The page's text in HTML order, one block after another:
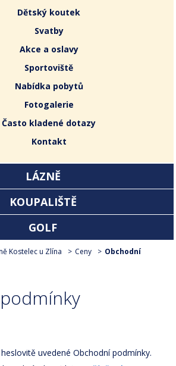
Dětský koutek
Svatby
Akce a oslavy
Sportoviště
Nabídka pobytů
Fotogalerie
Často kladené dotazy
Kontakt
LÁZNĚ
KOUPALIŠTĚ
GOLF
Kostelec u Zlína Ceny
Obchodní
uvedené Obchodní podmínky.